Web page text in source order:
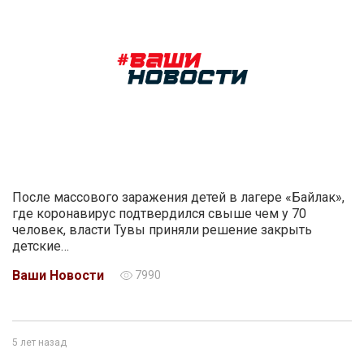
После массового заражения детей в лагере «Байлак»,
где коронавирус подтвердился свыше чем у 70
человек, власти Тувы приняли решение закрыть
детские…
Ваши Новости
7990
5 лет назад